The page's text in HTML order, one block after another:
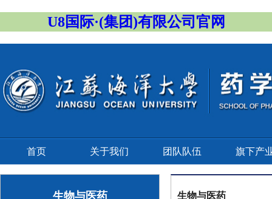
U8国际·(集团)有限公司官网
首页 关于我们 团队队伍 旗下产
生物与医药 生物与医药